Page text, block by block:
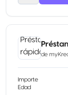
de
Importe
Edad